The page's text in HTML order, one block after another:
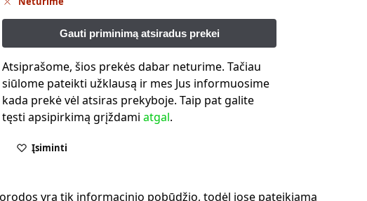
Atsiprašome, šios prekės dabar neturime. Tačiau
siūlome pateikti užklausą ir mes Jus informuosime
kada prekė vėl atsiras prekyboje. Taip pat galite
tęsti apsipirkimą grįždamiatgal.
Įsiminti
yra tik informacinio pobūdžio, todėl jose pateikiama